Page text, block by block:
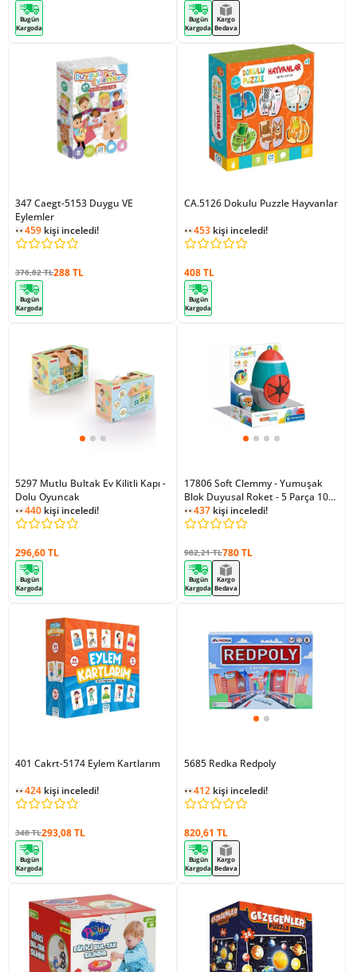
Bugün
Kargoda
Bugün
Kargoda
Kargo
Bedava
347 Caegt-5153 Duygu VE
Eylemler
459 kişi inceledi!
376,82 TL288 TL
Bugün
Kargoda
CA.5126 Dokulu Puzzle Hayvanlar
453 kişi inceledi!
408 TL
Bugün
Kargoda
5297 Mutlu Bultak Ev Kilitli Kapı -
Dolu Oyuncak
440 kişi inceledi!
296,60 TL
Bugün
Kargoda
17806 Soft Clemmy - Yumuşak
Blok Duyusal Roket - 5 Parça 10-
36 Ay
437 kişi inceledi!
982,21 TL780 TL
Bugün
Kargoda
Kargo
Bedava
401 Cakrt-5174 Eylem Kartlarım
424 kişi inceledi!
348 TL293,08 TL
Bugün
Kargoda
5685 Redka Redpoly
412 kişi inceledi!
820,61 TL
Bugün
Kargoda
Kargo
Bedava